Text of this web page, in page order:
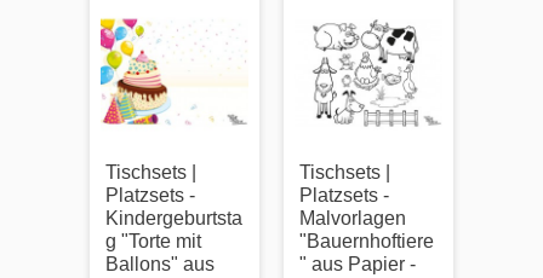
Tischsets |
Platzsets -
Kindergeburtsta
g "Torte mit
Ballons" aus
Tischsets |
Platzsets -
Malvorlagen
"Bauernhoftiere
" aus Papier -